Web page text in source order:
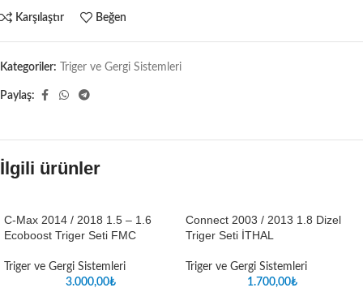
Karşılaştır Beğen
Kategoriler: Triger ve Gergi Sistemleri
Paylaş:
İlgili ürünler
C-Max 2014 / 2018 1.5 – 1.6
Ecoboost Triger Seti FMC
Triger ve Gergi Sistemleri
3.000,00₺
Connect 2003 / 2013 1.8 Dizel
Triger Seti İTHAL
Triger ve Gergi Sistemleri
1.700,00₺